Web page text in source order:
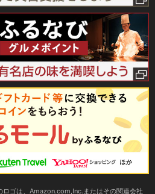
ゴは、Amazon.com,Inc.またはその関連会社